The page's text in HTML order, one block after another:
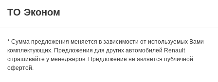
ТО Эконом
Оригинальное синтетическое моторное масло:
* Сумма предложения меняется в зависимости от используемых Вами
комплектующих. Предложения для других автомобилей Renault
спрашивайте у менеджеров. Предложение не является публичной
офертой.